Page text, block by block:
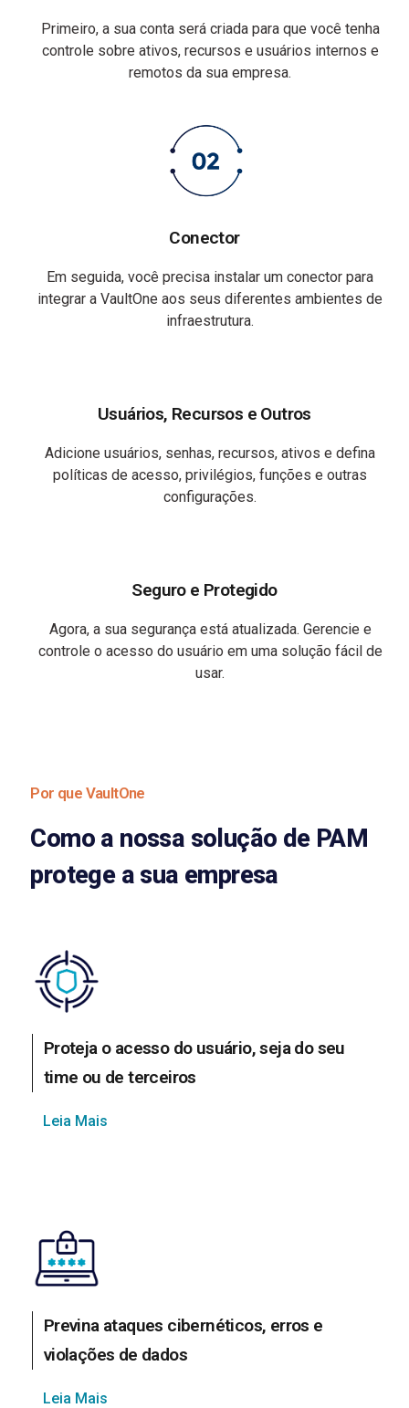
Primeiro, a sua conta será criada para que você tenha
controle sobre ativos, recursos e usuários internos e
remotos da sua empresa.
Conector
Em seguida, você precisa instalar um conector para
integrar a VaultOne aos seus diferentes ambientes de
infraestrutura.
Usuários, Recursos e Outros
Adicione usuários, senhas, recursos, ativos e defina
políticas de acesso, privilégios, funções e outras
configurações.
Seguro e Protegido
Agora, a sua segurança está atualizada. Gerencie e
controle o acesso do usuário em uma solução fácil de
usar.
Por que VaultOne
Como a nossa solução de PAM
protege a sua empresa
Proteja o acesso do usuário, seja do seu
time ou de terceiros
Leia Mais
Previna ataques cibernéticos, erros e
violações de dados
Leia Mais